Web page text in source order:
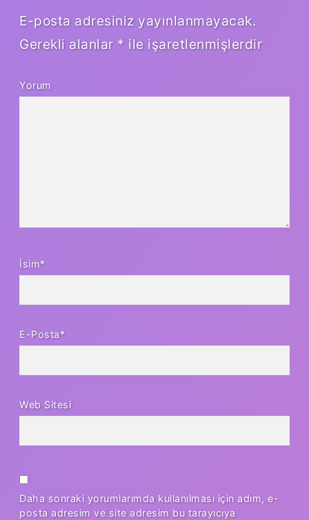
E-posta adresiniz yayınlanmayacak.
Gerekli alanlar * ile işaretlenmişlerdir
Yorum
İsim*
E-Posta*
Web Sitesi
Daha sonraki yorumlarımda kullanılması için adım, e-
posta adresim ve site adresim bu tarayıcıya